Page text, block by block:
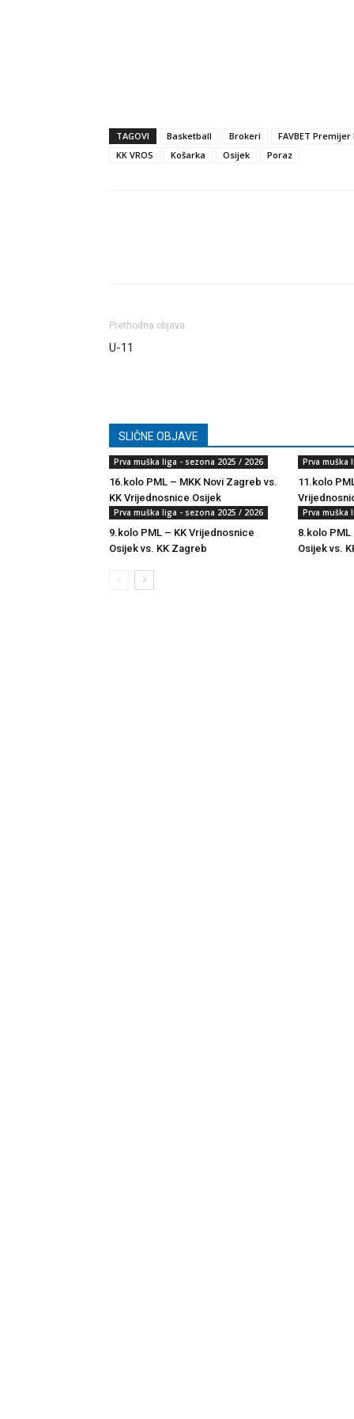
TAGOVI Basketball Brokeri
FAVBET
KK VROS
Košarka Osijek Poraz
Prethodna objava
U-11
SLIČNE OBJAVE
Prva muška liga - sezona 2025 / 2026
16.kolo PML – MKK Novi Zagreb vs.
KK Vrijednosnice Osijek
Prva muška
11.kolo
Prva muška liga - sezona 2025 / 2026
9.kolo PML – KK Vrijednosnice
Osijek vs. KK Zagreb
Prva muška
8.kolo
Osijek vs.